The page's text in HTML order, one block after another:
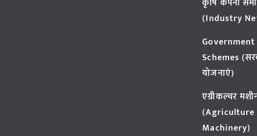
कृषि कंपनी
(Industry
Government
Schemes
योजनाएं)
एग्रीकल्चर
(Agriculture
Machinery)